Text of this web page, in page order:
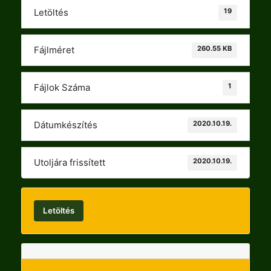
Letöltés 19
Fájlméret 260.55 KB
Fájlok Száma 1
Dátumkészítés 2020.10.19.
Utoljára frissített 2020.10.19.
Letöltés